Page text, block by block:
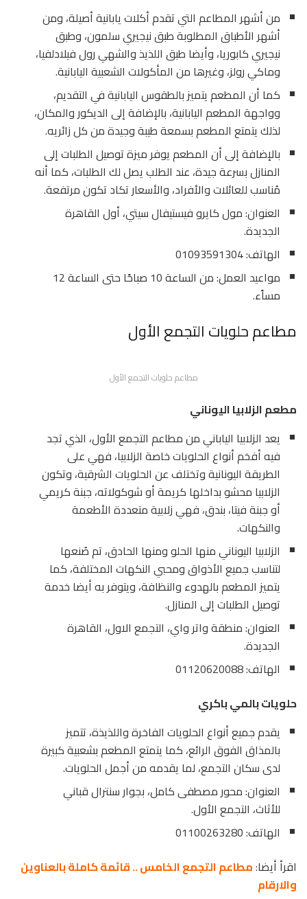
من أشهر المطاعم التي تقدم أكلات يابانية أصيلة، ومن
أشهر الأطباق المطلوبة طبق نيجيري سلمون، وطبق
نيجيري كابوريا، وأيضا طبق اللذيذ والشهي رول فيلادلفيا،
وماكي رولز، وغيرها من المأكولات الشعبية اليابانية.
كما أن المطعم يتميز بالطقوس اليابانية في التقديم،
وواجهة المطعم اليابانية، بالإضافة إلى الديكور والمكان،
لذلك يتمتع المطعم بسمعة طيبة وجيدة من كل زائريه.
بالإضافة إلى أن المطعم يوفر ميزة توصيل الطلبات إلى
المنازل بسرعة جيدة، عند الطلب يصل لك الطلبات، كما أنه
مُناسب للعائلات والأفراد، والأسعار تكاد تكون مرتفعة.
العنوان: مول كايرو فيستيفال سيتي، أول القاهرة
الجديدة.
الهاتف: 01093591304
مواعيد العمل: من الساعة 10 صباحًا حتى الساعة 12
مساًء.
مطاعم حلويات التجمع الأول
مطاعم حلويات التجمع الأول
مطعم الزلابيا اليوناني
يعد الزلابيا الياباني من مطاعم التجمع الأول، الذي تجد
فيه أفخم أنواع الحلويات خاصة الزلابيا، فهي على
الطريقة اليونانية وتختلف عن الحلويات الشرقية، وتكون
الزلابيا محشو بداخلها كريمة أو شوكولاته، جبنة كريمي
أو جبنة فيتا، بندق، فهي زلابية متعددة الأطعمة
والنكهات.
الزلابيا اليوناني منها الحلو ومنها الحادق، تم صُنعها
لتناسب جميع الأذواق ومحبي النكهات المختلفة، كما
يتميز المطعم بالهدوء والنظافة، ويتوفر به أيضا خدمة
توصيل الطلبات إلى المنازل.
العنوان: منطقة واتر واي، التجمع الاول، القاهرة
الجديدة.
الهاتف: 01120620088
حلويات بالمي باكري
يقدم جميع أنواع الحلويات الفاخرة واللذيذة، تتميز
بالمذاق الفوق الرائع، كما يتمتع المطعم بشعبية كبيرة
لدى سكان التجمع، لما يقدمه من أجمل الحلويات.
العنوان: محور مصطفى كامل، بجوار سنترال قباني
للأثاث، التجمع الأول.
الهاتف: 01100263280
اقرأ أيضا:مطاعم التجمع الخامس .. قائمة كاملة بالعناوين
والارقام